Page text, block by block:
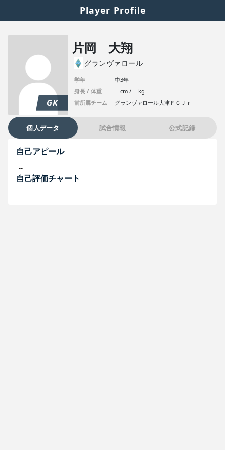
Player Profile
GK
片岡 大翔
グランヴァロール
学年
中3年
身長 / 体重
-- cm / -- kg
前所属チーム
グランヴァロール大津ＦＣＪｒ
個人データ 試合情報 公式記録
自己アピール
--
自己評価チャート
--